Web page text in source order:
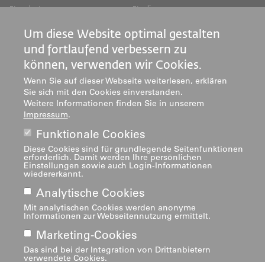
Footer
Links
Standorte
Medien
Mediatheken
Footer
rechts
Studium
Forschung & Entwicklung
Dienstleistung
Institute
Zentren
Über uns
Footer
navigation
Impressum
Um diese Website optimal gestalten
und fortlaufend verbessern zu
können, verwenden wir Cookies.
Wenn Sie auf dieser Webseite weiterlesen, erklären
Sie sich mit den Cookies einverstanden.
Weitere Informationen finden Sie in unserem
Impressum.
Funktionale Cookies
Diese Cookies sind für grundlegende Seitenfunktionen
erforderlich. Damit werden Ihre persönlichen
Einstellungen sowie auch Login-Informationen
wiedererkannt.
Analytische Cookies
Mit analytischen Cookies werden anonyme
Informationen zur Webseitennutzung ermittelt.
Marketing-Cookies
Das sind bei der Integration von Drittanbietern
verwendete Cookies.